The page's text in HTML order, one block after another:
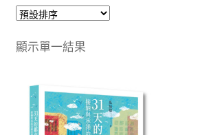
網上書店
顯示單一結果